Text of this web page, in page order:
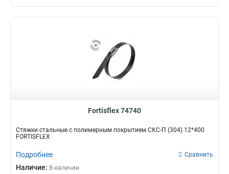
Fortisflex 74740
Стяжки стальные с полимерным покрытием СКС-П (304) 12*400
FORTISFLEX
Подробнее Сравнить
Наличие: В наличии